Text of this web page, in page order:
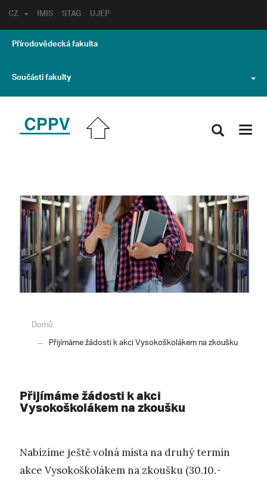
IMIS STAG UJEP
CZ
Přírodovědecká fakulta
Součásti fakulty
Domů
Přijímáme žádosti k akci Vysokoškolákem na zkoušku
Přijímáme žádosti k akci
Vysokoškolákem na zkoušku
Nabízíme ještě volná místa na druhý termín
akce Vysokoškolákem na zkoušku (30.10.-